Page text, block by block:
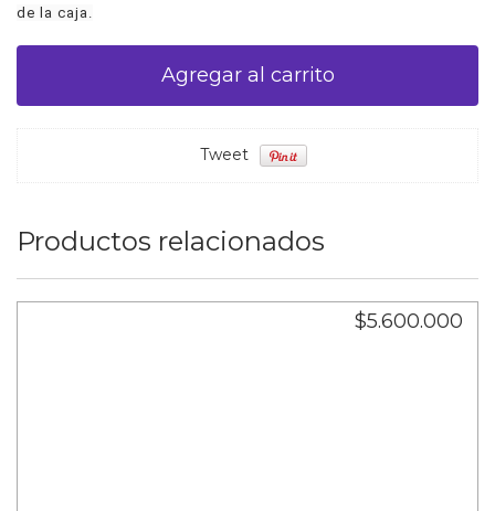
de la caja.
Tweet
Productos relacionados
$5.600.000